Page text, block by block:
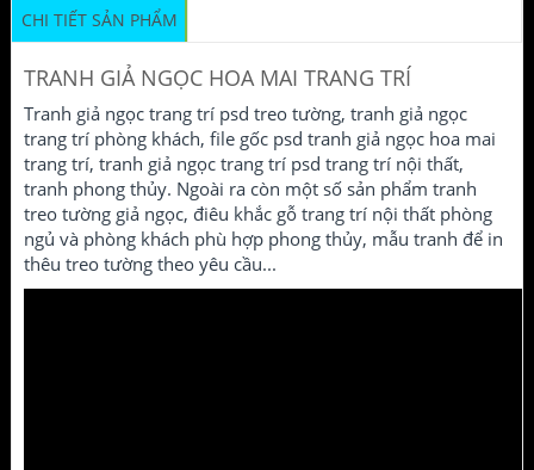
CHI TIẾT SẢN PHẨM
TRANH GIẢ NGỌC HOA MAI TRANG TRÍ
Tranh giả ngọc trang trí psd treo tường, tranh giả ngọc
trang trí phòng khách, file gốc psd tranh giả ngọc hoa mai
trang trí, tranh giả ngọc trang trí psd trang trí nội thất,
tranh phong thủy. Ngoài ra còn một số sản phẩm tranh
treo tường giả ngọc, điêu khắc gỗ trang trí nội thất phòng
ngủ và phòng khách phù hợp phong thủy, mẫu tranh để in
thêu treo tường theo yêu cầu...